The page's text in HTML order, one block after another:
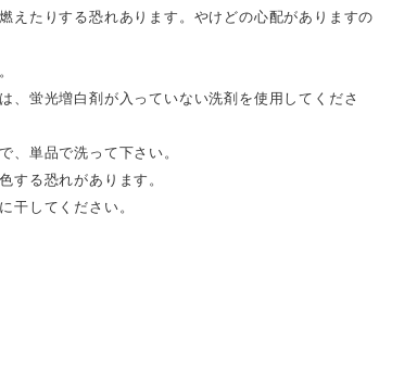
えたりする恐れあります。やけどの心配がありますの
、蛍光増白剤が入っていない洗剤を使用してくださ
、単品で洗って下さい。
する恐れがあります。
干してください。